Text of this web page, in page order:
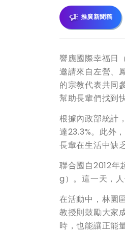
推廣新聞稿
響應國際幸福日
邀請來自左營、
的宗教代表共同
幫助長輩們找到
根據內政部統計
達23.3%。此外
長輩在生活中缺
聯合國自2012
g）。這一天，
在活動中，林園
教授則鼓勵大家
時，也能讓正能